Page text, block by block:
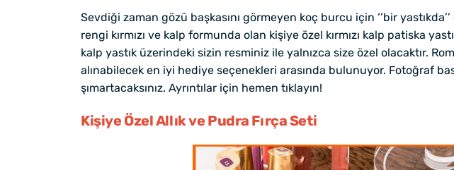
Sevdiği zaman gözü başkasını görmeyen koç burcu için ‘’bir
rengi kırmızı ve kalp formunda olan kişiye özel kırmızı kalp patiska
kalp yastık üzerindeki sizin resminiz ile yalnızca size özel olacaktır.
alınabilecek en iyi hediye seçenekleri arasında bulunuyor. Fotoğraf
şımartacaksınız. Ayrıntılar için hemen tıklayın!
Kişiye Özel Allık ve Pudra Fırça Seti